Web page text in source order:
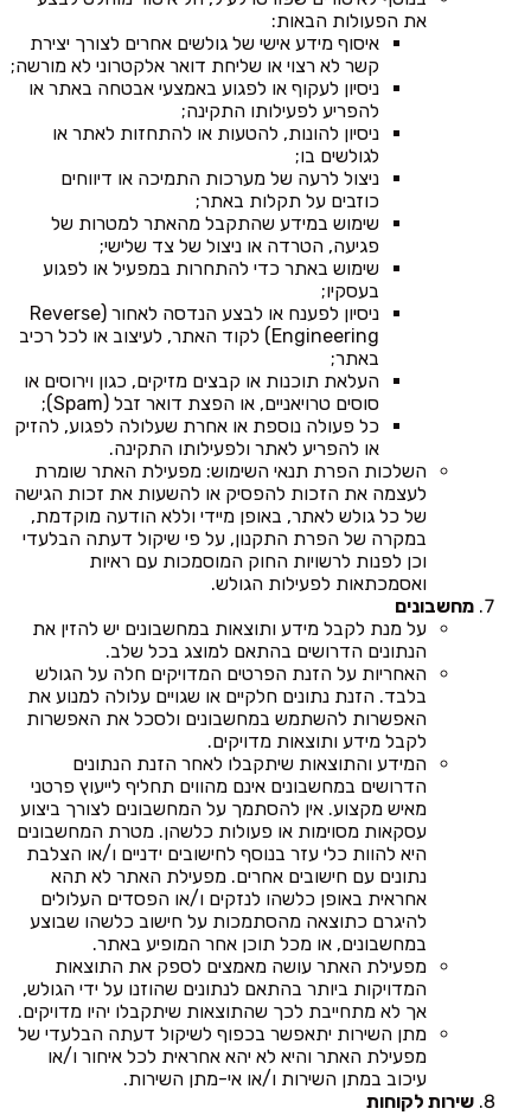
את הפעולות הבאות:
איסוף מידע אישי של גולשים אחרים לצורך יצירת
קשר לא רצוי או שליחת דואר אלקטרוני לא מורשה;
ניסיון לעקוף או לפגוע באמצעי אבטחה באתר או
להפריע לפעילותו התקינה;
ניסיון להונות, להטעות או להתחזות לאתר או
לגולשים בו;
ניצול לרעה של מערכות התמיכה או דיווחים
כוזבים על תקלות באתר;
שימוש במידע שהתקבל מהאתר למטרות של
פגיעה, הטרדה או ניצול של צד שלישי;
שימוש באתר כדי להתחרות במפעיל או לפגוע
בעסקיו;
ניסיון לפענח או לבצע הנדסה לאחור (Reverse
Engineering) לקוד האתר, לעיצוב או לכל רכיב
באתר;
העלאת תוכנות או קבצים מזיקים, כגון וירוסים או
סוסים טרויאניים, או הפצת דואר זבל (Spam);
כל פעולה נוספת או אחרת שעלולה לפגוע, להזיק
או להפריע לאתר ולפעילותו התקינה.
השלכות הפרת תנאי השימוש: מפעילת האתר שומרת
לעצמה את הזכות להפסיק או להשעות את זכות הגישה
של כל גולש לאתר, באופן מיידי וללא הודעה מוקדמת,
במקרה של הפרת התקנון, על פי שיקול דעתה הבלעדי
וכן לפנות לרשויות החוק המוסמכות עם ראיות
ואסמכתאות לפעילות הגולש.
מחשבונים
על מנת לקבל מידע ותוצאות במחשבונים יש להזין את
הנתונים הדרושים בהתאם למוצג בכל שלב.
האחריות על הזנת הפרטים המדויקים חלה על הגולש
בלבד. הזנת נתונים חלקיים או שגויים עלולה למנוע את
האפשרות להשתמש במחשבונים ולסכל את האפשרות
לקבל מידע ותוצאות מדויקים.
המידע והתוצאות שיתקבלו לאחר הזנת הנתונים
הדרושים במחשבונים אינם מהווים תחליף לייעוץ פרטני
מאיש מקצוע. אין להסתמך על המחשבונים לצורך ביצוע
עסקאות מסוימות או פעולות כלשהן. מטרת המחשבונים
היא להוות כלי עזר בנוסף לחישובים ידניים ו/או הצלבת
נתונים עם חישובים אחרים. מפעילת האתר לא תהא
אחראית באופן כלשהו לנזקים ו/או הפסדים העלולים
להיגרם כתוצאה מהסתמכות על חישוב כלשהו שבוצע
במחשבונים, או מכל תוכן אחר המופיע באתר.
מפעילת האתר עושה מאמצים לספק את התוצאות
המדויקות ביותר בהתאם לנתונים שהוזנו על ידי הגולש,
אך לא מתחייבת לכך שהתוצאות שיתקבלו יהיו מדויקים.
מתן השירות יתאפשר בכפוף לשיקול דעתה הבלעדי של
מפעילת האתר והיא לא יהא אחראית לכל איחור ו/או
עיכוב במתן השירות ו/או אי-מתן השירות.
שירות לקוחות